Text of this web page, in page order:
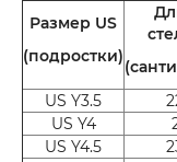
Размер US
(подростки)
US Y3.5
US Y4
US Y4.5